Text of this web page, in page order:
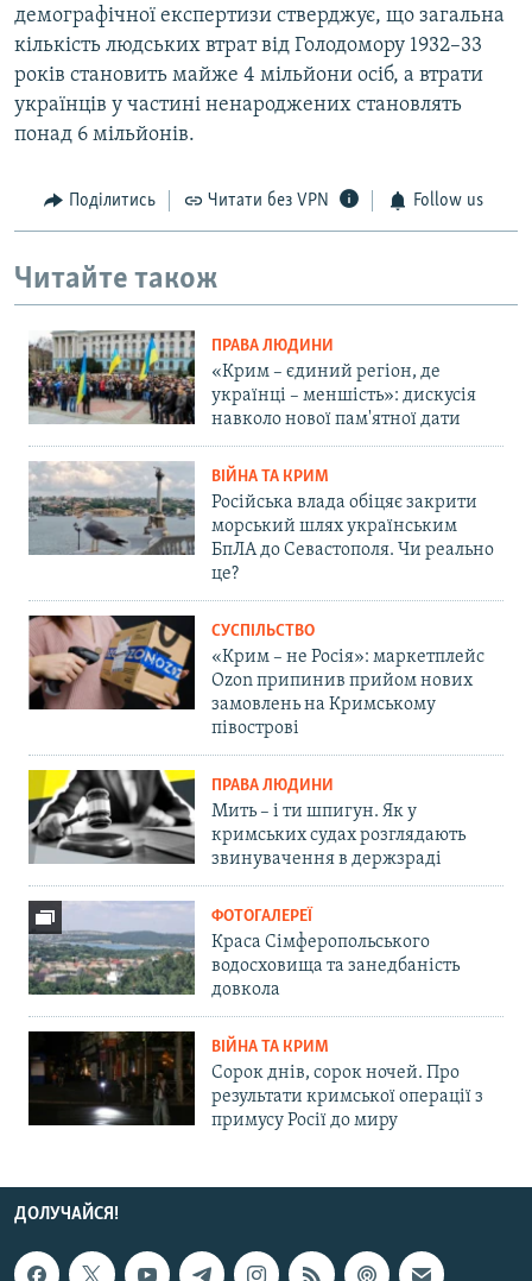
демографічної експертизи стверджує, що загальна
кількість людських втрат від Голодомору 1932–33
років становить майже 4 мільйони осіб, а втрати
українців у частині ненароджених становлять
понад 6 мільйонів.
Поділитись Читати без VPN Follow us
Читайте також
ПРАВА ЛЮДИНИ
«Крим – єдиний регіон, де
українці – меншість»: дискусія
навколо нової пам'ятної дати
ВІЙНА ТА КРИМ
Російська влада обіцяє закрити
морський шлях українським
БпЛА до Севастополя. Чи реально
це?
СУСПІЛЬСТВО
«Крим – не Росія»: маркетплейс
Ozon припинив прийом нових
замовлень на Кримському
півострові
ПРАВА ЛЮДИНИ
Мить – і ти шпигун. Як у
кримських судах розглядають
звинувачення в держзраді
ФОТОГАЛЕРЕЇ
Краса Сімферопольського
водосховища та занедбаність
довкола
ВІЙНА ТА КРИМ
Сорок днів, сорок ночей. Про
результати кримської операції з
примусу Росії до миру
ДОЛУЧАЙСЯ!